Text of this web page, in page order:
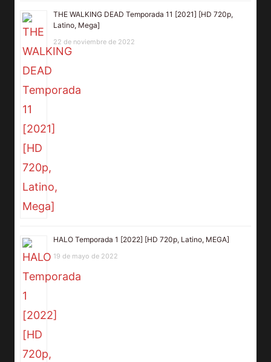
THE WALKING DEAD Temporada 11 [2021] [HD 720p,
Latino, Mega]
22 de noviembre de 2022
HALO Temporada 1 [2022] [HD 720p, Latino, MEGA]
19 de mayo de 2022